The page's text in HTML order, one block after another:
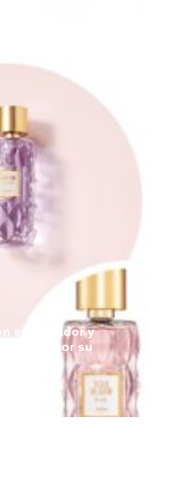
en Ecuador y
por su